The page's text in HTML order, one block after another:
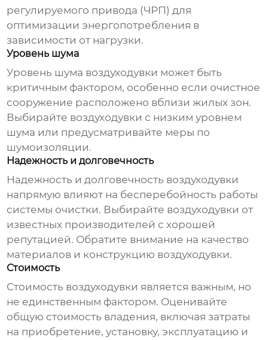
регулируемого привода (ЧРП) для
оптимизации энергопотребления в
зависимости от нагрузки.
Уровень шума
Уровень шума воздуходувки может быть
критичным фактором, особенно если очистное
сооружение расположено вблизи жилых зон.
Выбирайте воздуходувки с низким уровнем
шума или предусматривайте меры по
шумоизоляции.
Надежность и долговечность
Надежность и долговечность воздуходувки
напрямую влияют на бесперебойность работы
системы очистки. Выбирайте воздуходувки от
известных производителей с хорошей
репутацией. Обратите внимание на качество
материалов и конструкцию воздуходувки.
Стоимость
Стоимость воздуходувки является важным, но
не единственным фактором. Оценивайте
общую стоимость владения, включая затраты
на приобретение, установку, эксплуатацию и